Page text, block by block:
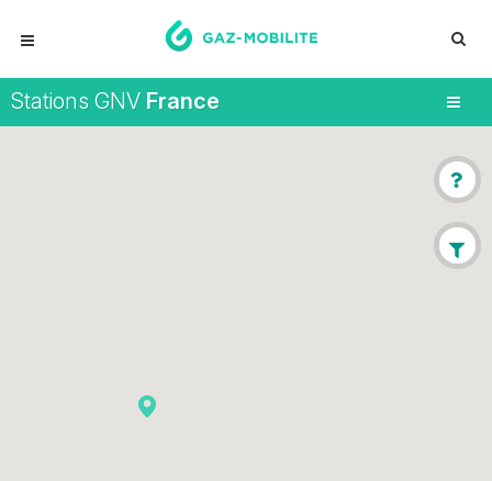
Stations GNV France